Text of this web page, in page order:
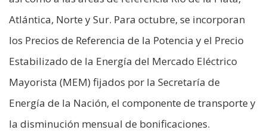
Atlántica, Norte y Sur. Para octubre, se incorporan
los Precios de Referencia de la Potencia y el Precio
Estabilizado de la Energía del Mercado Eléctrico
Mayorista (MEM) fijados por la Secretaría de
Energía de la Nación, el componente de transporte y
la disminución mensual de bonificaciones.